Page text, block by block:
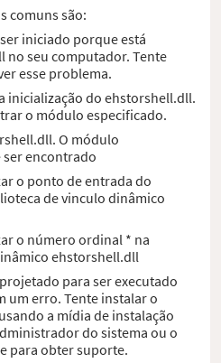
comuns são:
iniciado porque está
seu computador. Tente
esse problema.
inicialização do ehstorshell.dll.
o módulo especificado.
O módulo
encontrado
o ponto de entrada do
de vinculo dinâmico
o número ordinal * na
ehstorshell.dll
para ser executado
um erro. Tente instalar o
a mídia de instalação
do sistema ou o
para obter suporte.